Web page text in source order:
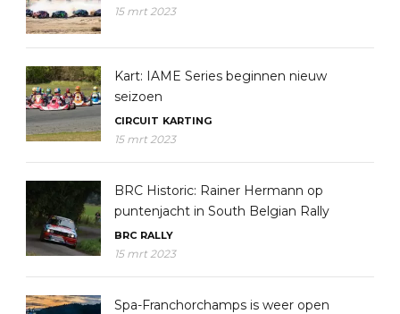
15 mrt 2023
Kart: IAME Series beginnen nieuw
seizoen
CIRCUIT KARTING
15 mrt 2023
BRC Historic: Rainer Hermann op
puntenjacht in South Belgian Rally
BRC RALLY
15 mrt 2023
Spa-Franchorchamps is weer open